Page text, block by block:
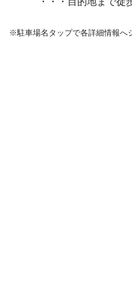
※駐車場名タップで各詳細情報へ